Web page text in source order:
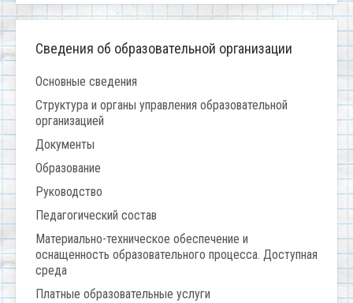
Сведения об образовательной организации
Основные сведения
Структура и органы управления образовательной
организацией
Документы
Образование
Руководство
Педагогический состав
Материально-техническое обеспечение и
оснащенность образовательного процесса. Доступная
среда
Платные образовательные услуги